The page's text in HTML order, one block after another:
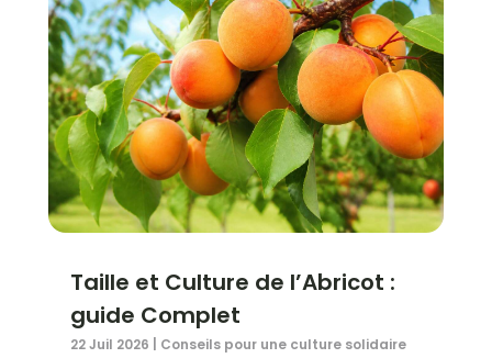
Taille et Culture de l’Abricot :
guide Complet
22 Juil 2026
Conseils pour une culture solidaire